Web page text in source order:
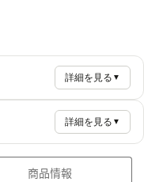
詳細を見る ▼
詳細を見る ▼
商品情報